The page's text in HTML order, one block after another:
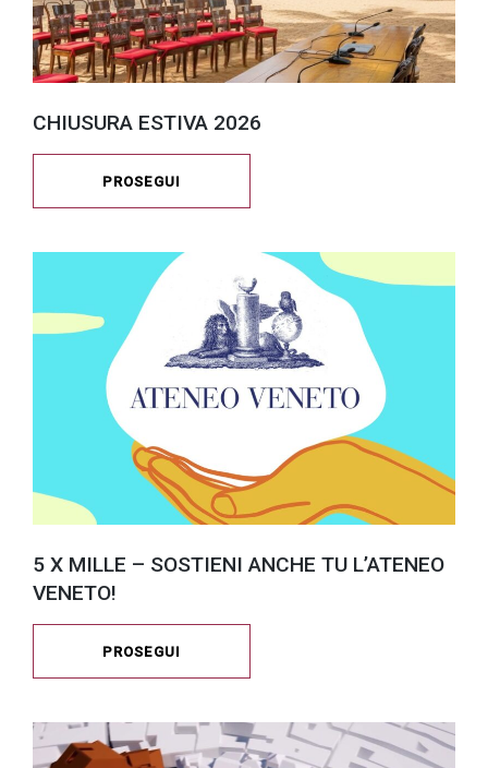
CHIUSURA ESTIVA 2026
PROSEGUI
5 X MILLE – SOSTIENI ANCHE TU L’ATENEO
VENETO!
PROSEGUI